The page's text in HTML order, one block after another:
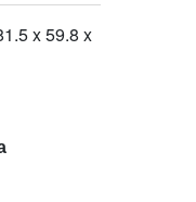
x 59.8 x